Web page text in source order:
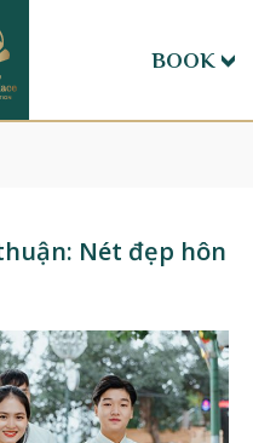
BOOK
Nét đẹp hôn